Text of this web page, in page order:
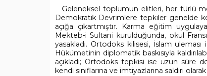
Geleneksel toplumun elitleri, her türlü
Demokratik Devrimlere tepkiler genelde
açığa çıkartmıştır. Karma eğitim
Mekteb-i Sultani kurulduğunda, okul
yasakladı. Ortodoks kilisesi, İslam uleması
Hükümetinin diplomatik baskısıyla
açıkladı; Ortodoks tepkisi ise uzun süre
kendi sınıflarına ve imtiyazlarına saldırı